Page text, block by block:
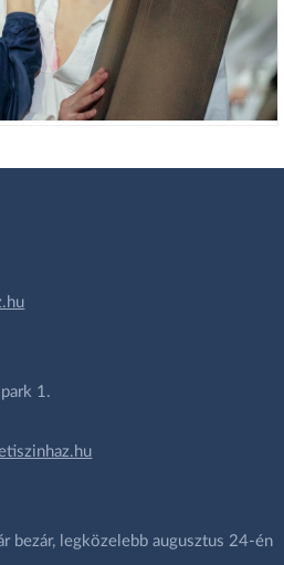
1.
bezár, legközelebb augusztus 24-én